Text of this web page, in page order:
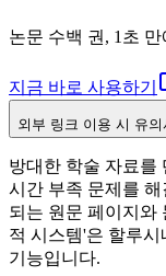
논문 수백 권, 1초
지금 바로 사용하기
외부 링크 이용 시 유의
방대한 학술 자료를
시간 부족 문제를
되는 원문 페이지와
적 시스템'은 할루
기능입니다.